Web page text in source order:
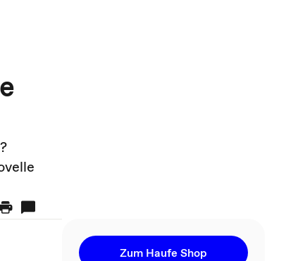
Zum Haufe Shop